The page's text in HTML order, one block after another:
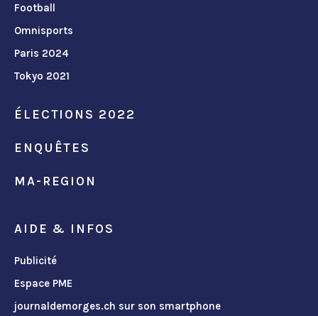
Football
Omnisports
Paris 2024
Tokyo 2021
ÉLECTIONS 2022
ENQUÊTES
MA-REGION
AIDE & INFOS
Publicité
Espace PME
journaldemorges.ch sur son smartphone